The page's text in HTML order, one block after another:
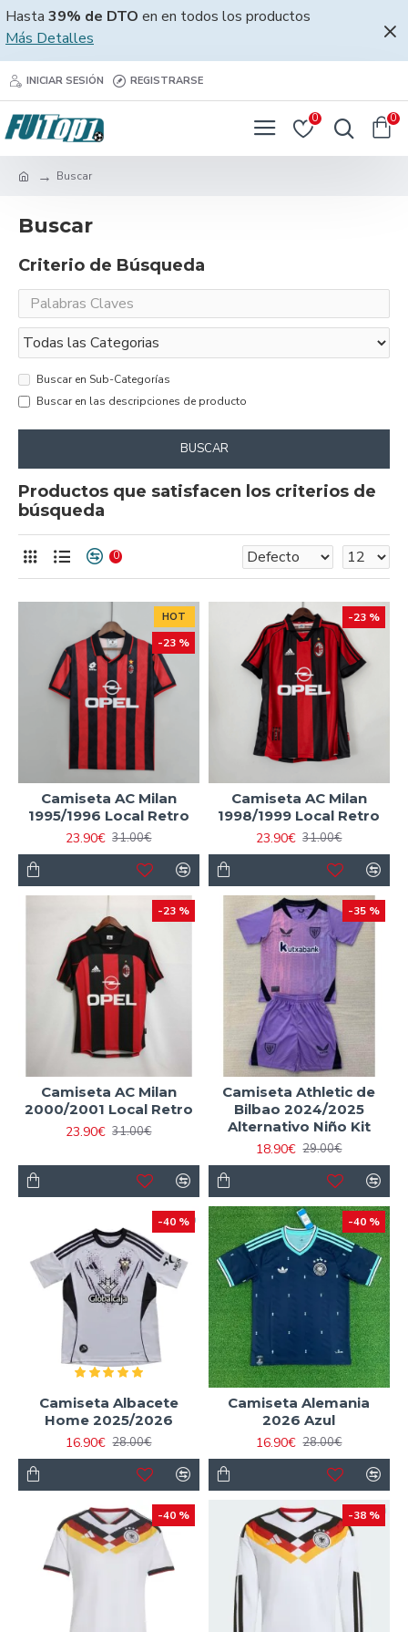
Hasta 39% de DTO en en todos los productos
Más Detalles
INICIAR SESIÓN REGISTRARSE
0 0
Buscar
Buscar
Criterio de Búsqueda
Buscar en Sub-Categorías
Buscar en las descripciones de producto
BUSCAR
Productos que satisfacen los criterios de
búsqueda
0
HOT
-23 %
Camiseta AC Milan
1995/1996 Local Retro
23.90€ 31.00€
-23 %
Camiseta AC Milan
1998/1999 Local Retro
23.90€ 31.00€
-23 %
Camiseta AC Milan
2000/2001 Local Retro
23.90€ 31.00€
-35 %
Camiseta Athletic de
Bilbao 2024/2025
Alternativo Niño Kit
18.90€ 29.00€
-40 %
Camiseta Albacete
Home 2025/2026
16.90€ 28.00€
-40 %
Camiseta Alemania
2026 Azul
16.90€ 28.00€
-40 % -38 %